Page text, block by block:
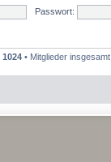
Passwort:
1024 • Mitglieder insgesamt